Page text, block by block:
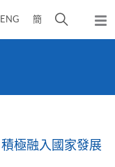
ENG 簡
開
彈
出
極融入國家發展